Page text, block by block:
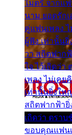
ไมตรี จากแ
นาม ยอดรักเ
คู่แฟนเพลง
ผู้ฟัง เท่านั้น
วา สถิตฟาก
ใจ ไว้เถิดว่
เพลง ไม่เคย
เท่านั้นยิ่งให
สถิตฟากฟ้ายิ่
เถิดว่า ตรา
ขอบคุณแฟนเ